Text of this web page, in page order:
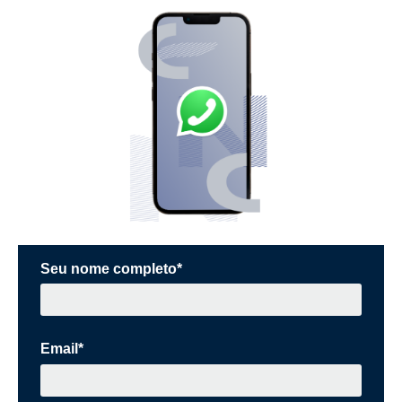
Seu nome completo*
Email*